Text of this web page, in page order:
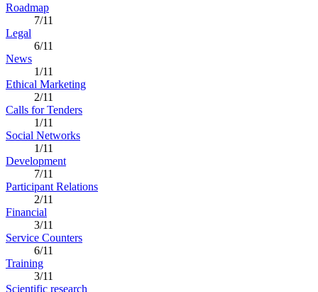
Roadmap
7/11
Legal
6/11
News
1/11
Ethical Marketing
2/11
Calls for Tenders
1/11
Social Networks
1/11
Development
7/11
Participant Relations
2/11
Financial
3/11
Service Counters
6/11
Training
3/11
Scientific research